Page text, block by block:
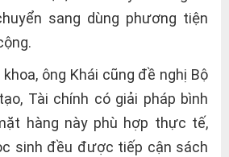
sang dùng phương tiện
ông Khái cũng đề nghị Bộ
Tài chính có giải pháp bình
hàng này phù hợp thực tế,
sinh đều được tiếp cận sách